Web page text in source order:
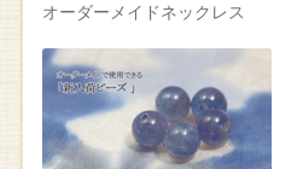
オーダーメイドネックレス